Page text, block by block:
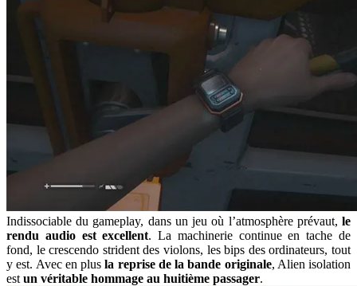
Indissociable du gameplay, dans un jeu où l’atmosphère prévaut, le
rendu audio est excellent. La machinerie continue en tache de
fond, le crescendo strident des violons, les bips des ordinateurs, tout
y est. Avec en plusla reprise de la bande originale, Alien isolation
est un véritable hommage au huitième passager.